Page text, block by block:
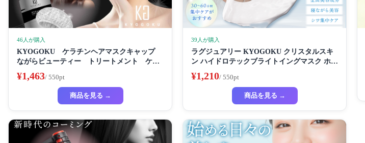
46人が購入
KYOGOKU ケラチンヘアマスクキャップ
ながらビューティー トリートメント ケラ
チン 保湿
¥1,463/ 550pt
商品を見る →
39人が購入
ラグジュアリー KYOGOKU クリスタルスキ
ン ハイドロテックブライトイングマスク ホワ
イトニングマスク 超濃厚保湿 ホワイトニング
フェイスパック ビューティーサロン監修者 シ
ートマスク ハイドラ 美容液
¥1,210/ 550pt
商品を見る →